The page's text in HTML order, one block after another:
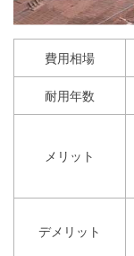
費用相場
耐用年数
メリット
デメリット